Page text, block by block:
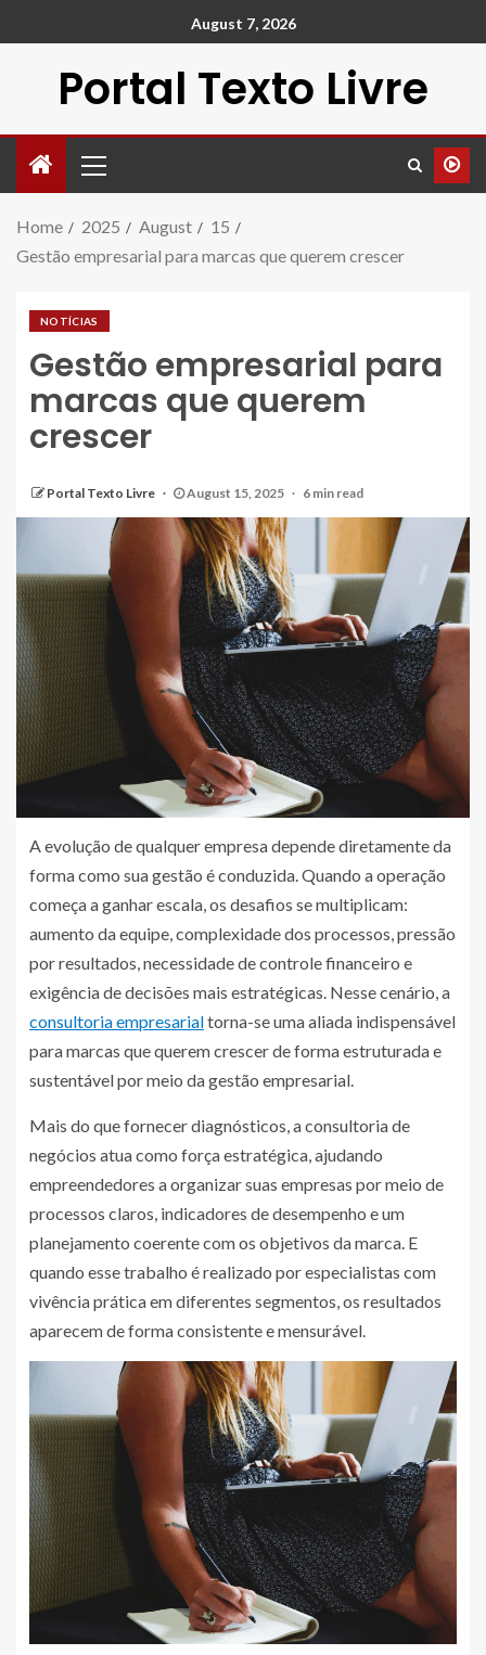
August 7, 2026
Portal Texto Livre
Home 2025 August
15
Gestão empresarial para marcas que querem crescer
NOTÍCIAS
Gestão empresarial para
marcas que querem
crescer
Portal Texto Livre August 15, 2025 6 min read
A evolução de qualquer empresa depende diretamente da
forma como sua gestão é conduzida. Quando a operação
começa a ganhar escala, os desafios se multiplicam:
aumento da equipe, complexidade dos processos, pressão
por resultados, necessidade de controle financeiro e
exigência de decisões mais estratégicas. Nesse cenário, a
consultoria empresarialtorna-se uma aliada indispensável
para marcas que querem crescer de forma estruturada e
sustentável por meio da gestão empresarial.
Mais do que fornecer diagnósticos, a consultoria de
negócios atua como força estratégica, ajudando
empreendedores a organizar suas empresas por meio de
processos claros, indicadores de desempenho e um
planejamento coerente com os objetivos da marca. E
quando esse trabalho é realizado por especialistas com
vivência prática em diferentes segmentos, os resultados
aparecem de forma consistente e mensurável.